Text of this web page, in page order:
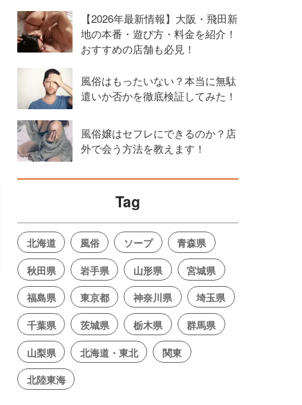
【2026年最新情報】大阪・飛田新
地の本番・遊び方・料金を紹介！
おすすめの店舗も必見！
風俗はもったいない？本当に無駄
遣いか否かを徹底検証してみた！
風俗嬢はセフレにできるのか？店
外で会う方法を教えます！
Tag
北海道 風俗 ソープ
青森県
秋田県
岩手県 山形県
宮城県
福島県
東京都 神奈川県
埼玉県
千葉県
茨城県 栃木県
群馬県
山梨県
北海道・東北
関東
北陸東海